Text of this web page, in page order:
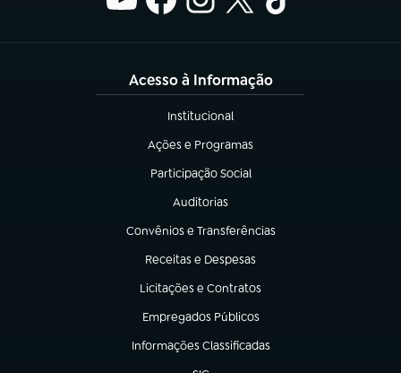
Acesso à Informação
Institucional
(abre em nova aba)
Ações e Programas
(abre em nova aba)
Participação Social
(abre em nova aba)
Auditorias
(abre em nova aba)
Convênios e Transferências
(abre em nova aba)
Receitas e Despesas
(abre em nova aba)
Licitações e Contratos
(abre em nova aba)
Empregados Públicos
(abre em nova aba)
Informações Classificadas
(abre em nova aba)